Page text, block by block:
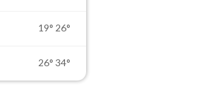
19° 26°
26° 34°